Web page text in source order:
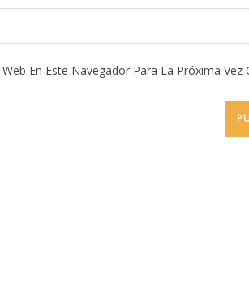
En Este Navegador Para La Próxima Vez